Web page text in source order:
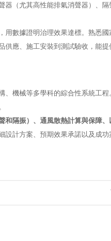
器（尤其高性能排氣消聲器）、
數據證明治理效果達標。熟悉國
應、施工安裝到測試驗收，能
、機械等多學科的綜合性系統工
隔振）、通風散熱計算與保障、
設計方案、預期效果承諾以及成